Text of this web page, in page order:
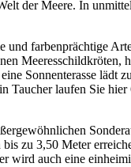
der Meere. In
und farbenprächtige
Meeresschildkröten,
Sonnenterasse lädt
laufen Sie hier
zu 3,50 Meter
wird auch eine